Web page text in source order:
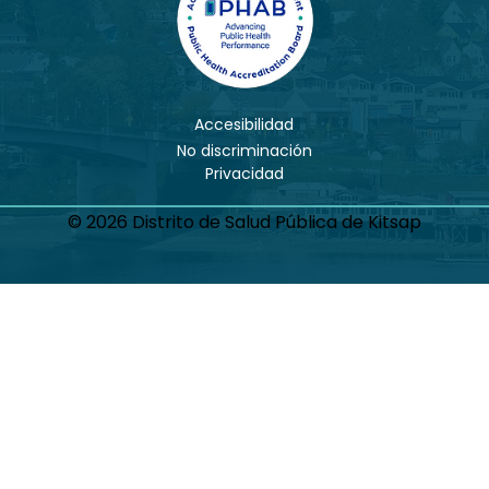
Accesibilidad
No discriminación
Privacidad
© 2026 Distrito de Salud Pública de Kitsap